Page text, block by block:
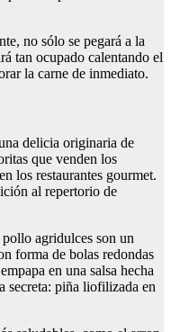
no sólo se pegará a la
tan ocupado calentando el
la carne de inmediato.
delicia originaria de
que venden los
los restaurantes gourmet.
al repertorio de
agridulces son un
forma de bolas redondas
en una salsa hecha
secreta: piña liofilizada en